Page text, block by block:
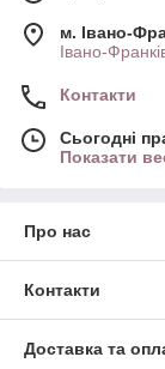
м. Івано-
Івано-
Контакти
Сьогодні
Показати
Про нас
Контакти
Доставка та